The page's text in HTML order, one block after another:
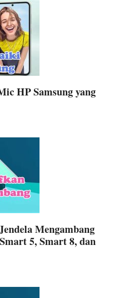
HP Samsung yang
Mengambang
5, Smart 8, dan